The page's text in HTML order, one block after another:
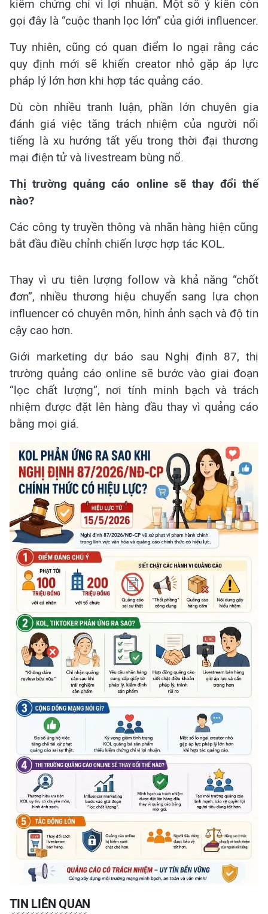
kiểm chứng chỉ vì lợi nhuận. Một số ý kiến còn
gọi đây là “cuộc thanh lọc lớn” của giới influencer.
Tuy nhiên, cũng có quan điểm lo ngại rằng các
quy định mới sẽ khiến creator nhỏ gặp áp lực
pháp lý lớn hơn khi hợp tác quảng cáo.
Dù còn nhiều tranh luận, phần lớn chuyên gia
đánh giá việc tăng trách nhiệm của người nổi
tiếng là xu hướng tất yếu trong thời đại thương
mại điện tử và livestream bùng nổ.
Thị trường quảng cáo online sẽ thay đổi thế
nào?
Các công ty truyền thông và nhãn hàng hiện cũng
bắt đầu điều chỉnh chiến lược hợp tác KOL.
Thay vì ưu tiên lượng follow và khả năng “chốt
đơn”, nhiều thương hiệu chuyển sang lựa chọn
influencer có chuyên môn, hình ảnh sạch và độ tin
cậy cao hơn.
Giới marketing dự báo sau Nghị định 87, thị
trường quảng cáo online sẽ bước vào giai đoạn
“lọc chất lượng”, nơi tính minh bạch và trách
nhiệm được đặt lên hàng đầu thay vì quảng cáo
bằng mọi giá.
TIN LIÊN QUAN